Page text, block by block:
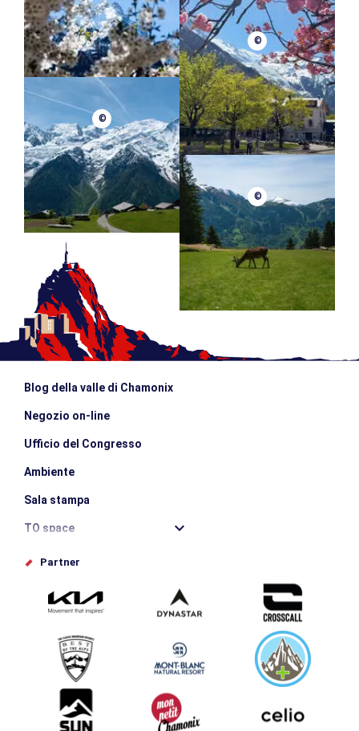
©
©
©
Blog della valle di Chamonix
Negozio on-line
Ufficio del Congresso
Ambiente
Sala stampa
TO space
Offices de tourisme
Inviate il vostro evento
Service groupes et séminaires
Scaricare
Turismo e disabilità
Partner